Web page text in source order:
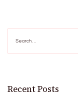
for:
Recent Posts